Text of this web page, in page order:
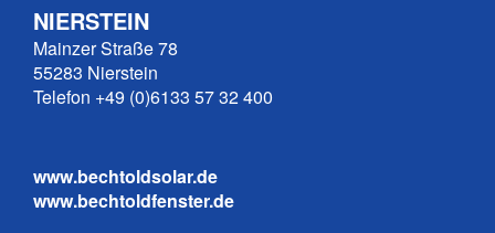
NIERSTEIN
Mainzer Straße 78
55283 Nierstein
Telefon +49 (0)6133 57 32 400
www.bechtoldsolar.de
www.bechtoldfenster.de